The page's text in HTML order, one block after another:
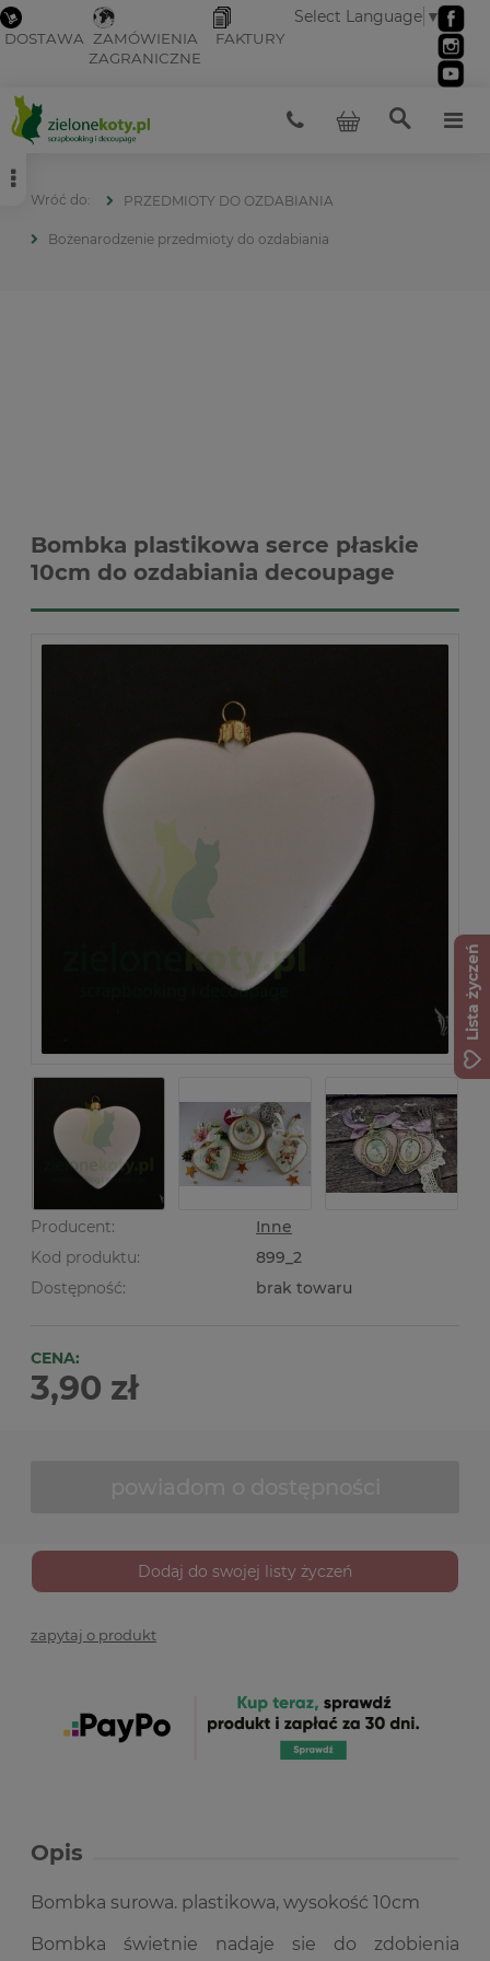
DOSTAWA ZAMÓWIENIA
ZAGRANICZNE
FAKTURY
Select Language ▼
PRZEDMIOTY DO OZDABIANIA
Bożenarodzenie przedmioty do ozdabiania
Bombka plastikowa serce płaskie
10cm do ozdabiania decoupage
Producent:
Inne
Kod produktu:
899_2
Dostępność:
brak towaru
CENA:
3,90 zł
Dodaj do swojej listy życzeń
zapytaj o produkt
Opis
Bombka surowa. plastikowa, wysokość 10cm
Bombka świetnie nadaje sie do zdobienia
Lista życzeń